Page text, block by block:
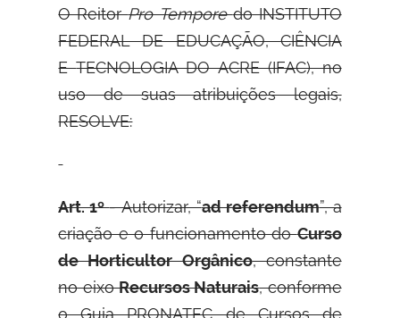
O ReitorPro Temporedo INSTITUTO
FEDERAL DE EDUCAÇÃO, CIÊNCIA
ETECNOLOGIA DO ACRE (IFAC), no
uso de suas atribuições legais,
RESOLVE:
Art. 1º- Autorizar, “ad referendum”, a
criação e o funcionamento doCurso
de Horticultor Orgânico, constante
no eixoRecursos Naturais, conforme